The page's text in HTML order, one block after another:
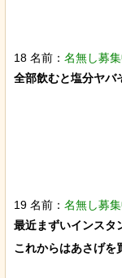
18 名前： 名無し募集
全部飲むと塩分ヤバ
19 名前： 名無し募集
最近まずいインスタ
これからはあさげを